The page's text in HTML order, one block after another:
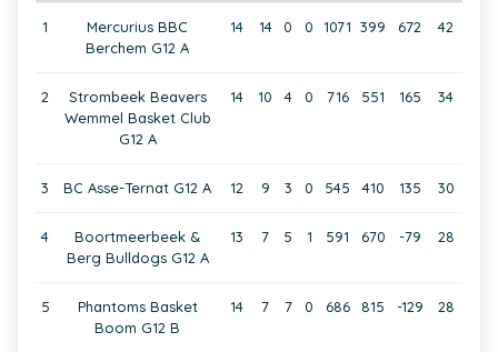
1
Mercurius BBC
Berchem G12 A
14 14 0 0 1071 399 672 42
2
Strombeek Beavers
Wemmel Basket Club
G12 A
14 10 4 0 716 551 165 34
3 BC Asse-Ternat G12 A 12 9 3 0 545 410 135 30
4
Boortmeerbeek &
Berg Bulldogs G12 A
13 7 5 1 591 670 -79 28
5
Phantoms Basket
Boom G12 B
14 7 7 0 686 815 -129 28